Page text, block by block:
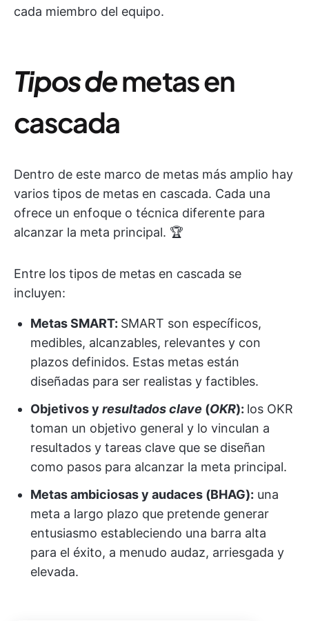
cada miembro del equipo.
Tipos demetas en
cascada
Dentro de este marco de metas más amplio hay
varios tipos de metas en cascada. Cada una
ofrece un enfoque o técnica diferente para
alcanzar la meta principal. 🏆
Entre los tipos de metas en cascada se
incluyen:
Metas SMART: SMART son específicos,
medibles, alcanzables, relevantes y con
plazos definidos. Estas metas están
diseñadas para ser realistas y factibles.
Objetivos y resultados clave (OKR): los OKR
toman un objetivo general y lo vinculan a
resultados y tareas clave que se diseñan
como pasos para alcanzar la meta principal.
Metas ambiciosas y audaces (BHAG): una
meta a largo plazo que pretende generar
entusiasmo estableciendo una barra alta
para el éxito, a menudo audaz, arriesgada y
elevada.